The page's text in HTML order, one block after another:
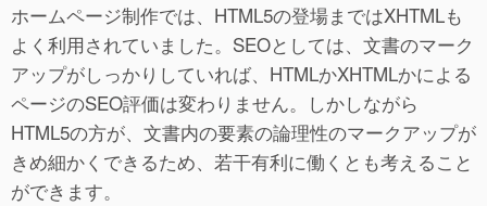
ホームページ制作では、HTML5の登場まではXHTMLも
よく利用されていました。SEOとしては、文書のマーク
アップがしっかりしていれば、HTMLかXHTMLかによる
ページのSEO評価は変わりません。しかしながら
HTML5の方が、文書内の要素の論理性のマークアップが
きめ細かくできるため、若干有利に働くとも考えること
ができます。